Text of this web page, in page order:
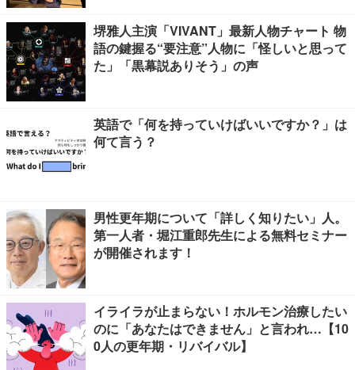
堺雅人主演「VIVANT」最新人物チャート 物
語の鍵握る“要注意”人物に「怪しいと思って
た」「黒幕説ありそう」の声
英語で「何を持っていけばいいですか？」は
何て言う？
男性更年期について「詳しく知りたい」人。
第一人者・堀江重郎先生による無料セミナー
が開催されます！
イライラが止まらない！ホルモン治療したい
のに「あなたはできません」と言われ…【10
0人の更年期・リバイバル】